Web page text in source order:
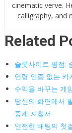
cinematic verve.
calligraphy, and
Related
슬롯사이트 평점:
연령 인증 없는 카
수익을 바꾸는 게
당신의 화면에서
중계 지침서
안전한 배팅의 첫